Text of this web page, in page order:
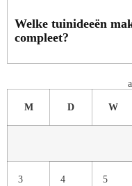
Welke tuinideeën
compleet?
M D W
3 4 5